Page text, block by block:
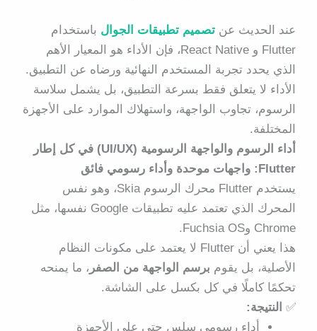
عند الحديث عن تصميم تطبيقات الجوال باستخدام
Flutter و React Native
، فإن الأداء هو المعيار الأهم
الذي يحدد تجربة المستخدم النهائية ورضاه عن التطبيق.
الأداء لا يتعلق فقط بسرعة التطبيق، بل يشمل سلاسة
الرسوم، تجاوب الواجهة، واستهلاك الموارد على الأجهزة
المختلفة.
أداء الرسوم والواجهة الرسومية (UI/UX) في كل إطار
Flutter: واجهات موحدة وأداء رسومي فائق
يستخدم Flutter محرك الرسوم
Skia، وهو نفس
المحرك الذي تعتمد عليه تطبيقات Google نفسها، مثل
Chrome وFuchsia OS.
هذا يعني أن Flutter لا يعتمد على مكونات النظام
الأصلية، بل يقوم برسم الواجهة من الصفر ، ما يمنحه
تحكمًا كاملًا في كل بكسل على الشاشة.
✅ النتيجة:
أداء رسومي سلس حتى على الأجهزة